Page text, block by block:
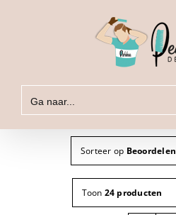
Ga naar...
Sorteer op Beoordelen
Toon 24 producten